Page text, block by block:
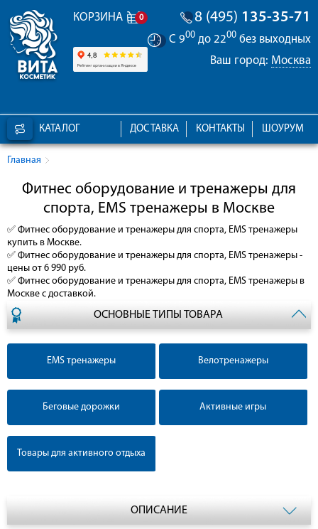
КОРЗИНА 0 8 (495) 135-35-71
С 900 до 2200 без выходных
Ваш город: Москва
КАТАЛОГ ШОУРУМ
КОНТАКТЫ
ДОСТАВКА
Главная
Фитнес оборудование и тренажеры для
спорта, EMS тренажеры в Москве
✅ Фитнес оборудование и тренажеры для спорта, EMS тренажеры
купить в Москве.
✅ Фитнес оборудование и тренажеры для спорта, EMS тренажеры -
цены от 6 990 руб.
✅ Фитнес оборудование и тренажеры для спорта, EMS тренажеры в
Москве с доставкой.
ОСНОВНЫЕ ТИПЫ ТОВАРА
EMS тренажеры Велотренажеры
Беговые дорожки Активные игры
Товары для активного отдыха
ОПИСАНИЕ